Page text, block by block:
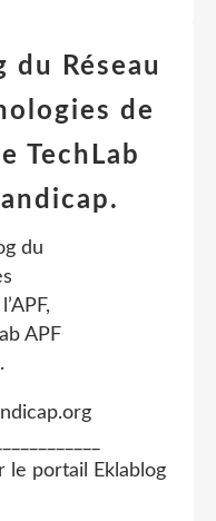
du Réseau
de
TechLab
le portail Eklablog